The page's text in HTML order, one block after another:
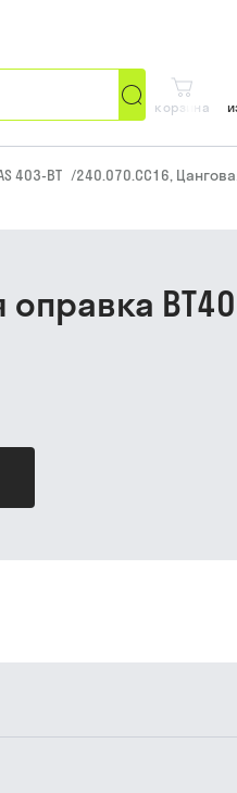
корзина
403-BT /240.070.CC16,
BT40